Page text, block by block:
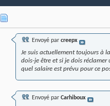
Envoyé par creepx
Je suis actuellement toujours à
dois-je être et si je dois
quel salaire est prévu pour ce
Envoyé par Carhiboux